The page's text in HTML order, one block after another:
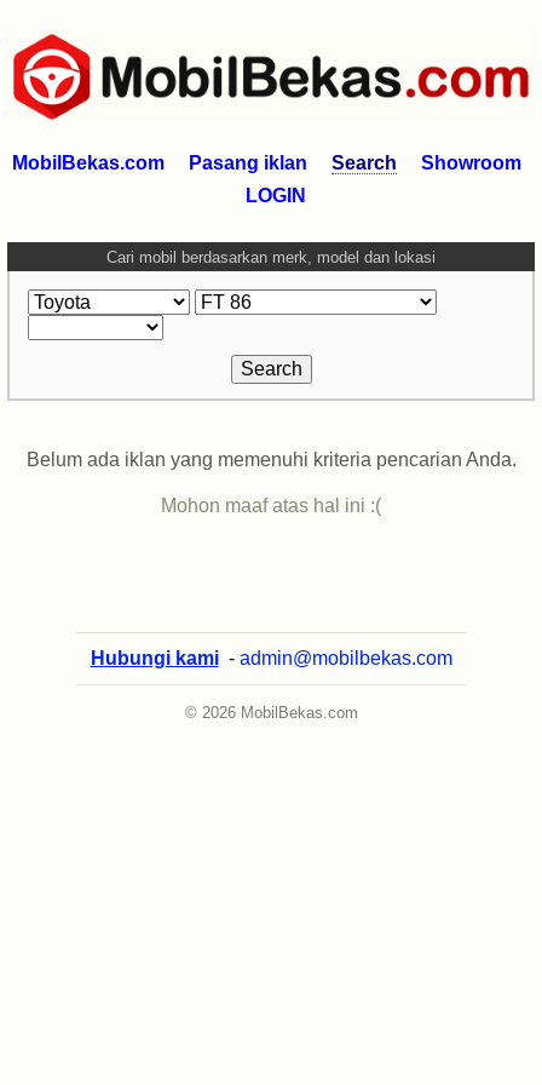
MobilBekas.com Pasang iklan Search
Showroom
LOGIN
Cari mobil berdasarkan merk, model dan lokasi
Belum ada iklan yang memenuhi kriteria pencarian Anda.
Mohon maaf atas hal ini :(
Hubungi kami - admin@mobilbekas.com
© 2026 MobilBekas.com